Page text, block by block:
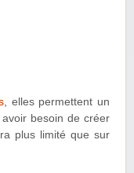
, elles permettent un
besoin de créer
plus limité que sur